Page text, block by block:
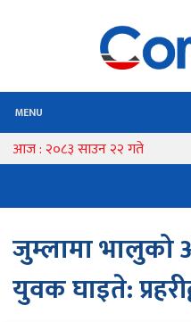
MENU
आज : २०८३ साउन २२ गते
जुम्लामा
युवक घाइते: